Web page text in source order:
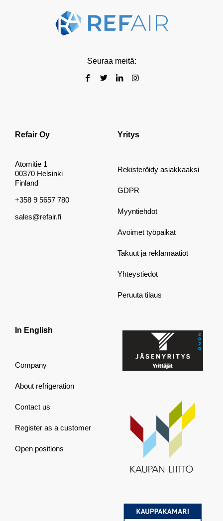
Seuraa meitä:
Refair Oy
Atomitie 1
00370 Helsinki
Finland
+358 9 5657 780
sales@refair.fi
Yritys
Rekisteröidy asiakkaaksi
GDPR
Myyntiehdot
Avoimet työpaikat
Takuut ja reklamaatiot
Yhteystiedot
Peruuta tilaus
In English
Company
About refrigeration
Contact us
Register as a customer
Open positions